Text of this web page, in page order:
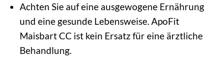
Achten Sie auf eine ausgewogene Ernährung
und eine gesunde Lebensweise. ApoFit
Maisbart CC ist kein Ersatz für eine ärztliche
Behandlung.